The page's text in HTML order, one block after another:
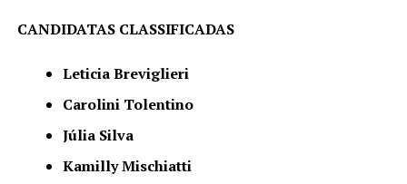
CANDIDATAS CLASSIFICADAS
Leticia Breviglieri
Carolini Tolentino
Júlia Silva
Kamilly Mischiatti